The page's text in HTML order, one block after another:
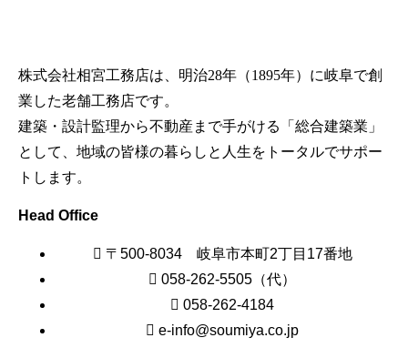
株式会社相宮工務店は、 明治28年（1895年）に岐阜で創
業した老舗工務店です。
建築・設計監理から不動産まで手がける「総合建築業」
として、地域の皆様の暮らしと人生をトータルでサポー
トします。
Head Office
〒500-8034 岐阜市本町2丁目17番地
058-262-5505（代）
058-262-4184
e-info@soumiya.co.jp